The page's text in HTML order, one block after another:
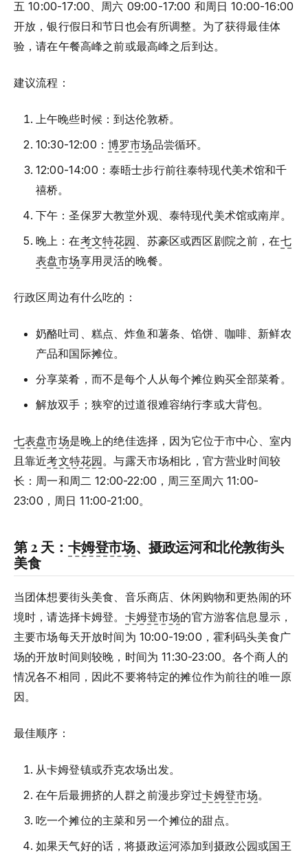
五 10:00-17:00、周六 09:00-17:00 和周日 10:00-16:00
开放，银行假日和节日也会有所调整。为了获得最佳体
验，请在午餐高峰之前或最高峰之后到达。
建议流程：
上午晚些时候：到达伦敦桥。
10:30-12:00： 博罗市场品尝循环。
12:00-14:00：泰晤士步行前往泰特现代美术馆和千
禧桥。
下午：圣保罗大教堂外观、泰特现代美术馆或南岸。
晚上：在考文特花园、苏豪区或西区剧院之前，在七
表盘市场享用灵活的晚餐。
行政区周边有什么吃的：
奶酪吐司、糕点、炸鱼和薯条、馅饼、咖啡、新鲜农
产品和国际摊位。
分享菜肴，而不是每个人从每个摊位购买全部菜肴。
解放双手；狭窄的过道很难容纳行李或大背包。
七表盘市场是晚上的绝佳选择，因为它位于市中心、室内
且靠近考文特花园。与露天市场相比，官方营业时间较
长：周一和周二 12:00-22:00，周三至周六 11:00-
23:00，周日 11:00-21:00。
第 2 天： 卡姆登市场、摄政运河和北伦敦街头
美食
当团体想要街头美食、音乐商店、休闲购物和更热闹的环
境时，请选择卡姆登。 卡姆登市场的官方游客信息显示，
主要市场每天开放时间为 10:00-19:00，霍利码头美食广
场的开放时间则较晚，时间为 11:30-23:00。各个商人的
情况各不相同，因此不要将特定的摊位作为前往的唯一原
因。
最佳顺序：
从卡姆登镇或乔克农场出发。
在午后最拥挤的人群之前漫步穿过卡姆登市场。
吃一个摊位的主菜和另一个摊位的甜点。
如果天气好的话，将摄政运河添加到摄政公园或国王